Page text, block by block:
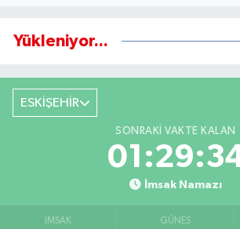
Yükleniyor...
ESKİŞEHİR
SONRAKI VAKTE KALAN
İmsak Namazı
İMSAK GÜNEŞ